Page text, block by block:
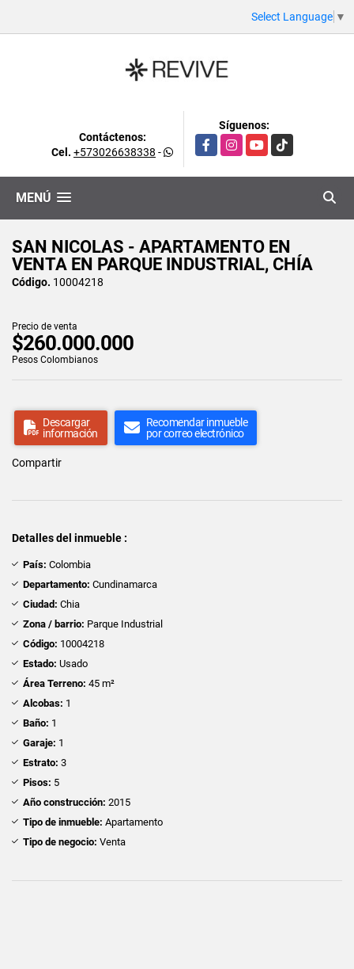
Select Language ▼
Contáctenos:
Cel. +573026638338 -
Síguenos:
FacebookInstagramYouTubeTikTok
MENÚ
SAN NICOLAS - APARTAMENTO EN
VENTA EN PARQUE INDUSTRIAL, CHÍA
Código. 10004218
Precio de venta
$260.000.000
Pesos Colombianos
Descargar
información
Recomendar inmueble
por correo electrónico
Compartir
Detalles del inmueble :
País: Colombia
Departamento: Cundinamarca
Ciudad: Chia
Zona / barrio: Parque Industrial
Código: 10004218
Estado: Usado
Área Terreno: 45 m²
Alcobas: 1
Baño: 1
Garaje: 1
Estrato: 3
Pisos: 5
Año construcción: 2015
Tipo de inmueble: Apartamento
Tipo de negocio: Venta